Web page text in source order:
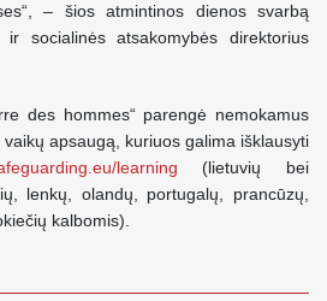
– šios atmintinos dienos svarbą
socialinės atsakomybės direktorius
des hommes“ parengė nemokamus
apsaugą, kuriuos galima išklausyti
learning (lietuvių bei
lenkų, olandų, portugalų, prancūzų,
kalbomis).